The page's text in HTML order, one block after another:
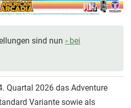
sind nun
bei
Quartal 2026 das Adventure
Variante sowie als